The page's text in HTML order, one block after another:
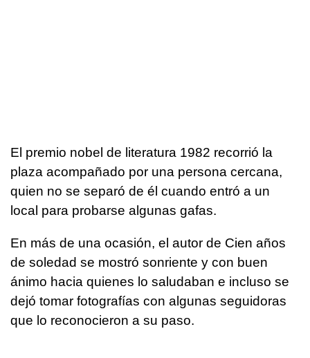
El premio nobel de literatura 1982 recorrió la
plaza acompañado por una persona cercana,
quien no se separó de él cuando entró a un
local para probarse algunas gafas.
En más de una ocasión, el autor de Cien años
de soledad se mostró sonriente y con buen
ánimo hacia quienes lo saludaban e incluso se
dejó tomar fotografías con algunas seguidoras
que lo reconocieron a su paso.